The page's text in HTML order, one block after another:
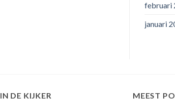
februari
januari
IN DE KIJKER MEEST